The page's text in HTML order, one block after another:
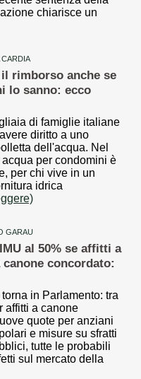
chiarisce un
CARDIA
rimborso anche se
lo sanno: ecco
di famiglie italiane
diritto a uno
dell'acqua. Nel
per condomini è
per chi vive in un
idrica
GARAU
al 50% se affitti a
concordato:
torna in Parlamento: tra
affitti a canone
quote per anziani
e misure su sfratti
tutte le probabili
sul mercato della